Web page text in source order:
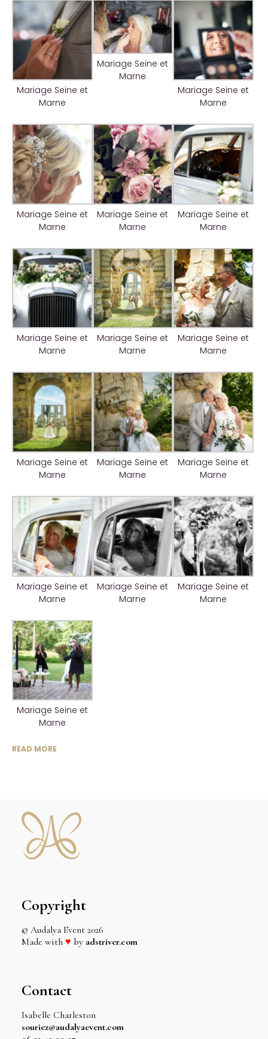
Mariage Seine et
Marne
Mariage Seine et
Marne
Mariage Seine et
Marne
Mariage Seine et
Marne
Mariage Seine et
Marne
Mariage Seine et
Marne
Mariage Seine et
Marne
Mariage Seine et
Marne
Mariage Seine et
Marne
Mariage Seine et
Marne
Mariage Seine et
Marne
Mariage Seine et
Marne
Mariage Seine et
Marne
Mariage Seine et
Marne
Mariage Seine et
Marne
Mariage Seine et
Marne
READ MORE
Copyright
© Audalya Event 2026
Made with ♥ by adstriver.com
Contact
Isabelle Charleston
souriez@audalyaevent.com